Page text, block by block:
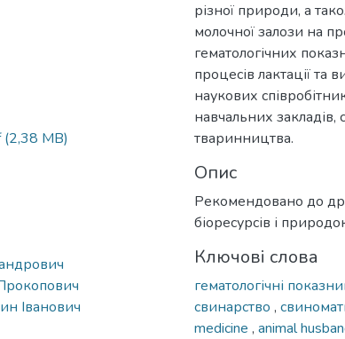
(2,38 MB)
Іванович
різної природи, а
молочної залози на
гематологічних
процесів лактації та
наукових
навчальних закладів,
тваринництва.
Опис
Рекомендовано до
біоресурсів і
Ключові слова
гематологічні
свинарство ,
medicine , animal